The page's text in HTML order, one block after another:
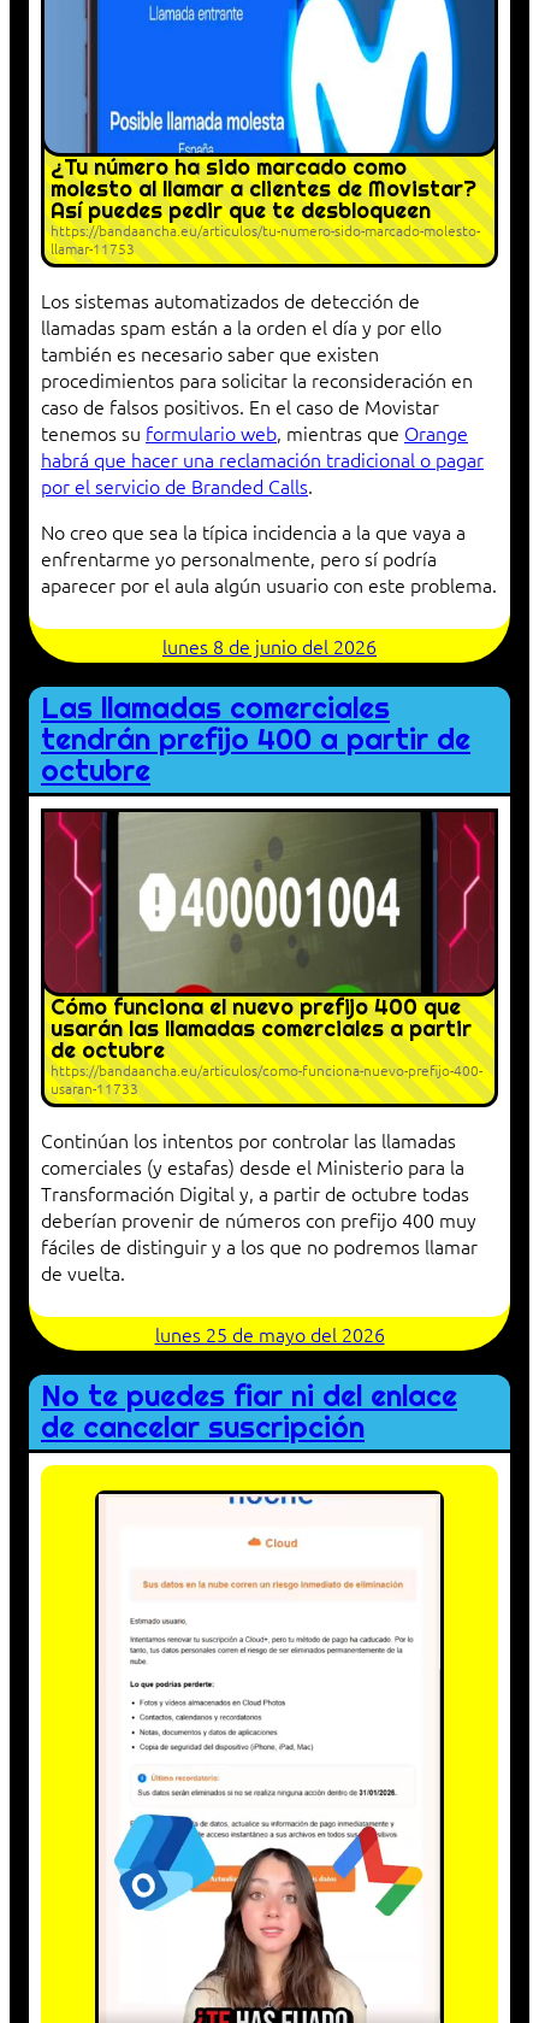
¿Tu número ha sido marcado como
molesto al llamar a clientes de Movistar?
Así puedes pedir que te desbloqueen
https://bandaancha.eu/articulos/tu-numero-sido-marcado-molesto-
llamar-11753
Los sistemas automatizados de detección de
llamadas spam están a la orden el día y por ello
también es necesario saber que existen
procedimientos para solicitar la reconsideración en
caso de falsos positivos. En el caso de Movistar
tenemos su formulario web, mientras que Orange
habrá que hacer una reclamación tradicional o pagar
por el servicio de Branded Calls.
No creo que sea la típica incidencia a la que vaya a
enfrentarme yo personalmente, pero sí podría
aparecer por el aula algún usuario con este problema.
lunes 8 de junio del 2026
Las llamadas comerciales
tendrán prefijo 400 a partir de
octubre
Cómo funciona el nuevo prefijo 400 que
usarán las llamadas comerciales a partir
de octubre
https://bandaancha.eu/articulos/como-funciona-nuevo-prefijo-400-
usaran-11733
Continúan los intentos por controlar las llamadas
comerciales (y estafas) desde el Ministerio para la
Transformación Digital y, a partir de octubre todas
deberían provenir de números con prefijo 400 muy
fáciles de distinguir y a los que no podremos llamar
de vuelta.
lunes 25 de mayo del 2026
No te puedes fiar ni del enlace
de cancelar suscripción